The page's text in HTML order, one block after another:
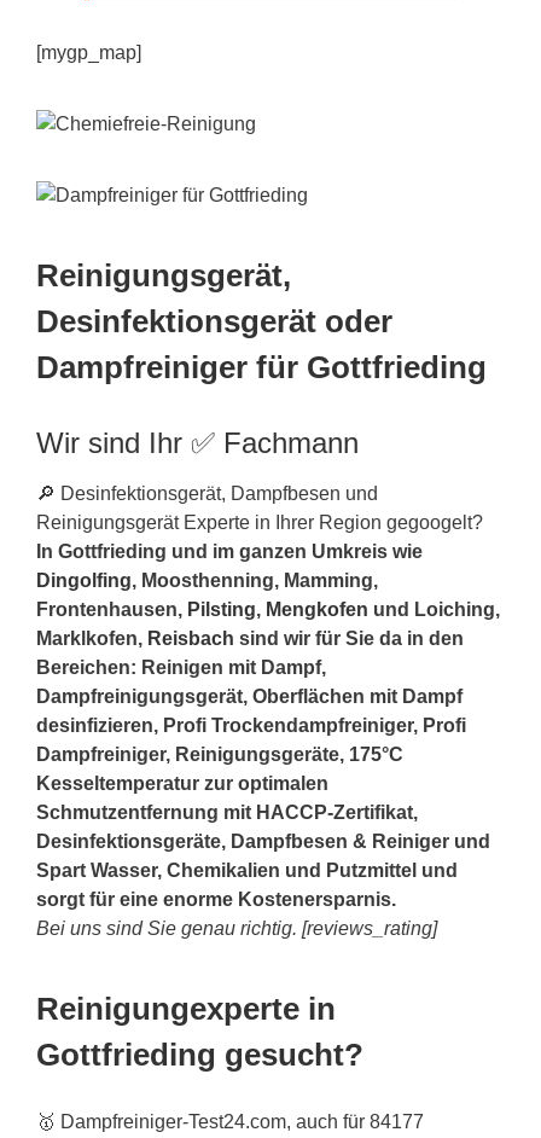
[mygp_map]
Reinigungsgerät,
Desinfektionsgerät oder
Dampfreiniger für Gottfrieding
Wir sind Ihr ✅ Fachmann
🔎 Desinfektionsgerät, Dampfbesen und
Reinigungsgerät Experte in Ihrer Region gegoogelt?
In Gottfrieding und im ganzen Umkreis wie
Dingolfing, Moosthenning, Mamming,
Frontenhausen, Pilsting, Mengkofen und Loiching,
Marklkofen, Reisbach sind wir für Sie da in den
Bereichen: Reinigen mit Dampf,
Dampfreinigungsgerät, Oberflächen mit Dampf
desinfizieren, Profi Trockendampfreiniger, Profi
Dampfreiniger, Reinigungsgeräte, 175°C
Kesseltemperatur zur optimalen
Schmutzentfernung mit HACCP-Zertifikat,
Desinfektionsgeräte, Dampfbesen & Reiniger und
Spart Wasser, Chemikalien und Putzmittel und
sorgt für eine enorme Kostenersparnis.
Bei uns sind Sie genau richtig. [reviews_rating]
Reinigungexperte in
Gottfrieding gesucht?
🥇 Dampfreiniger-Test24.com, auch für 84177